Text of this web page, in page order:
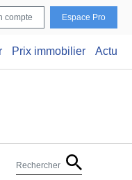
compte Espace Pro
Prix immobilier Actu
Rechercher